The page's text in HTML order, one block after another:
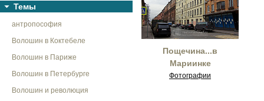
Темы
антропософия
Волошин в Коктебеле
Волошин в Париже
Волошин в Петербурге
Волошин и революция
Пощечина...в
Мариинке
Фотографии